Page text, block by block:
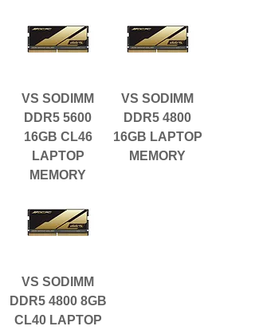
VS SODIMM
DDR5 5600
16GB CL46
LAPTOP
MEMORY
VS SODIMM
DDR5 4800
16GB LAPTOP
MEMORY
VS SODIMM
DDR5 4800 8GB
CL40 LAPTOP